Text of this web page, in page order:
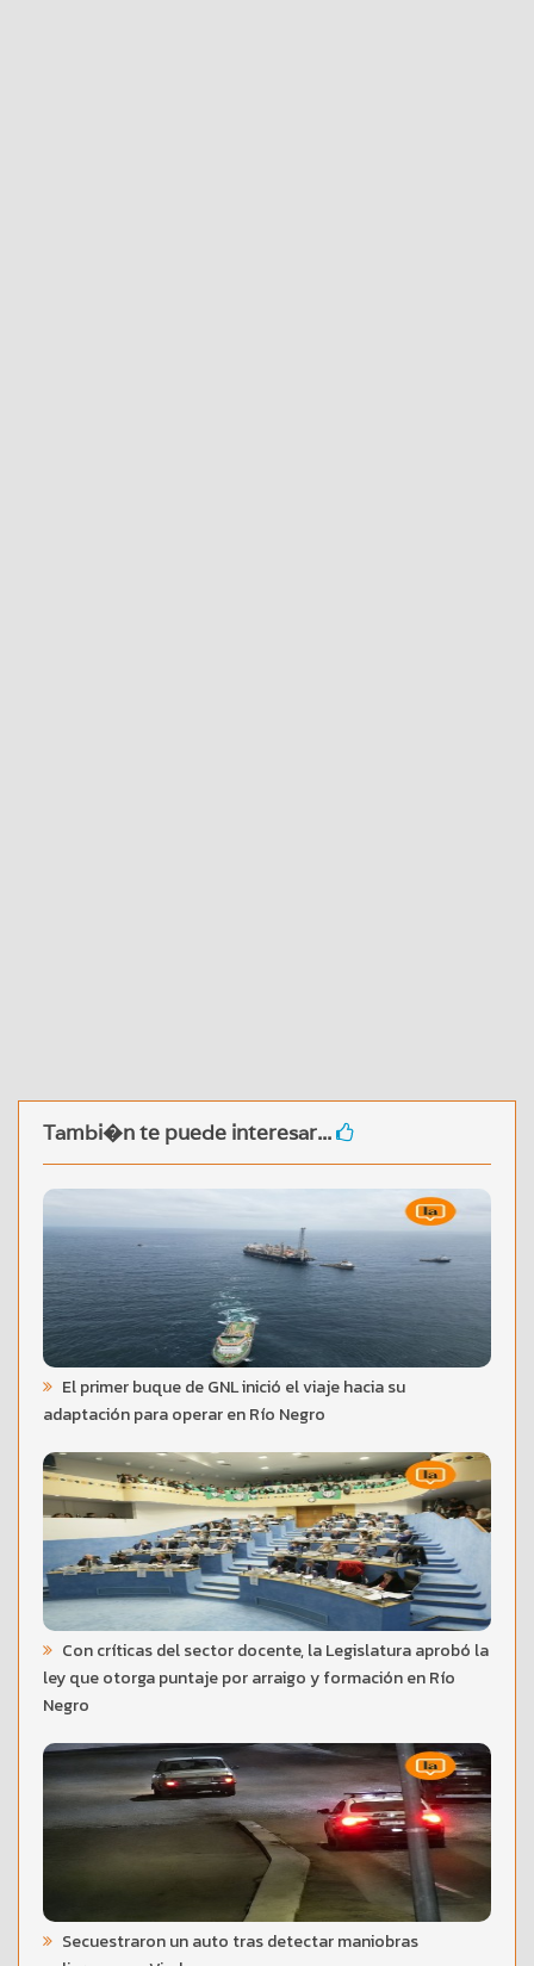
Tambi�n te puede interesar...
El primer buque de GNL inició el viaje hacia su
adaptación para operar en Río Negro
Con críticas del sector docente, la Legislatura aprobó la
ley que otorga puntaje por arraigo y formación en Río
Negro
Secuestraron un auto tras detectar maniobras